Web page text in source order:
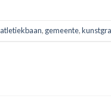
atletiekbaan, gemeente,